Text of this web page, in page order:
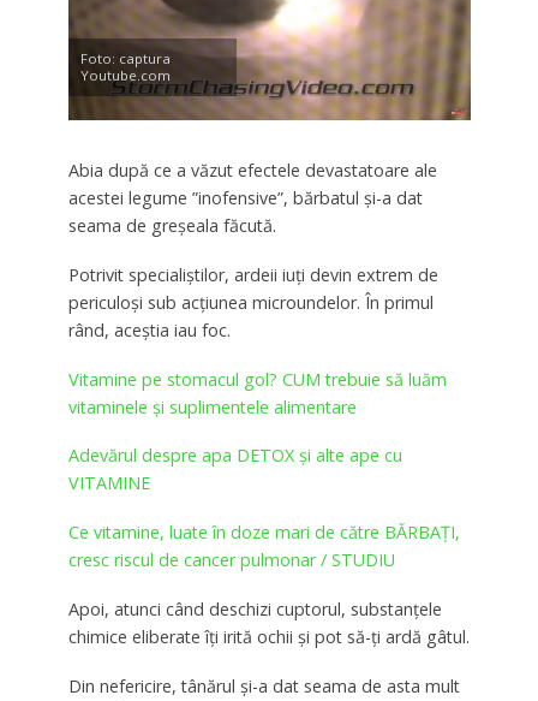
Foto: captura
Youtube.com
Abia după ce a văzut efectele devastatoare ale
acestei legume ”inofensive”, bărbatul și-a dat
seama de greșeala făcută.
Potrivit specialiștilor, ardeii iuți devin extrem de
periculoși sub acțiunea microundelor. În primul
rând, aceștia iau foc.
Vitamine pe stomacul gol? CUM trebuie să luăm
vitaminele și suplimentele alimentare
Adevărul despre apa DETOX și alte ape cu
VITAMINE
Ce vitamine, luate în doze mari de către BĂRBAȚI,
cresc riscul de cancer pulmonar / STUDIU
Apoi, atunci când deschizi cuptorul, substanțele
chimice eliberate îți irită ochii și pot să-ți ardă gâtul.
Din nefericire, tânărul și-a dat seama de asta mult